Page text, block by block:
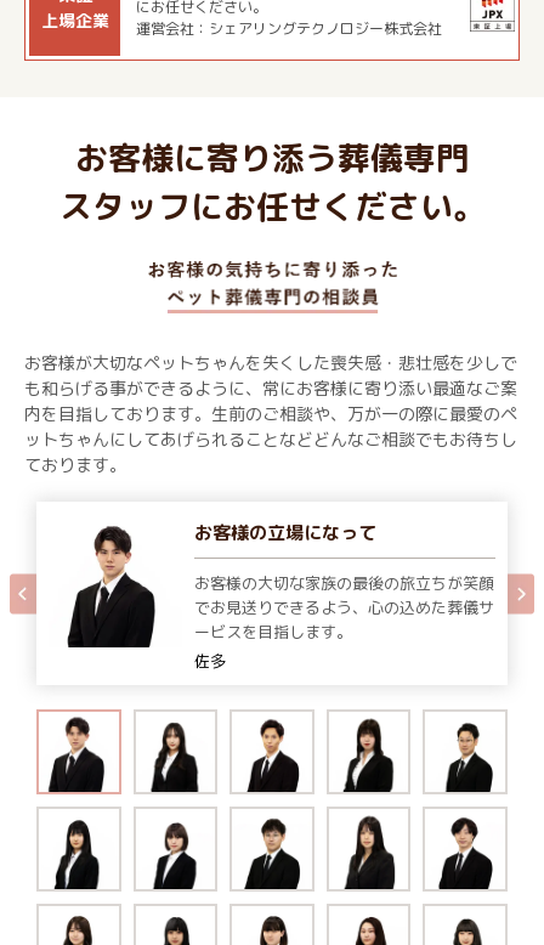
上場企業
にお任せください。
運営会社：シェアリングテクノロジー株式会社
お客様に寄り添う葬儀専門
スタッフにお任せください。
お客様が大切なペットちゃんを失くした喪失感・悲壮感を少しで
も和らげる事ができるように、常にお客様に寄り添い最適なご案
内を目指しております。生前のご相談や、万が一の際に最愛のペ
ットちゃんにしてあげられることなどどんなご相談でもお待ちし
ております。
お客様の立場になって
お客様の大切な家族の最後の旅立ちが笑顔
でお見送りできるよう、心の込めた葬儀サ
ービスを目指します。
佐多